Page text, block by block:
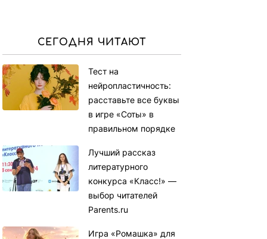
СЕГОДНЯ ЧИТАЮТ
Тест на
нейропластичность:
расставьте все буквы
в игре «Соты» в
правильном порядке
Лучший рассказ
литературного
конкурса «Класс!» —
выбор читателей
Parents.ru
Игра «Ромашка» для